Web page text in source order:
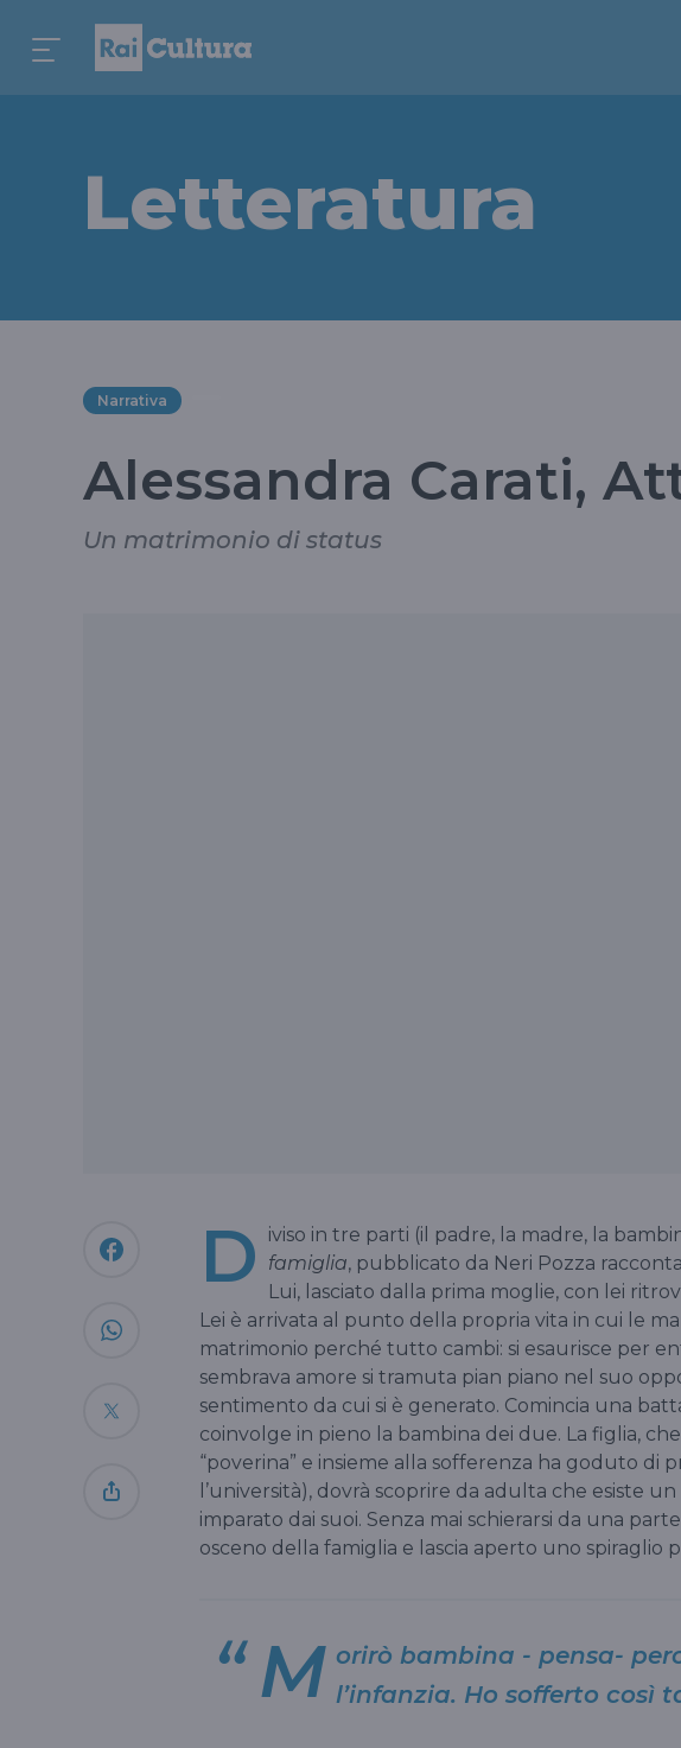
Letteratura
Narrativa
Alessandra Carati,
Un matrimonio di status
D iviso in tre parti (il padre, la madre, la
famiglia, pubblicato da Neri Pozza
Lui, lasciato dalla prima moglie, con lei
Lei è arrivata al punto della propria vita in cui le
matrimonio perché tutto cambi: si esaurisce per
sembrava amore si tramuta pian piano nel suo
sentimento da cui si è generato. Comincia una
coinvolge in pieno la bambina dei due. La figlia,
“poverina” e insieme alla sofferenza ha goduto di
l’università), dovrà scoprire da adulta che esiste
imparato dai suoi. Senza mai schierarsi da una
osceno della famiglia e lascia aperto uno spiraglio
M orirò bambina - pensa-
l’infanzia. Ho sofferto così